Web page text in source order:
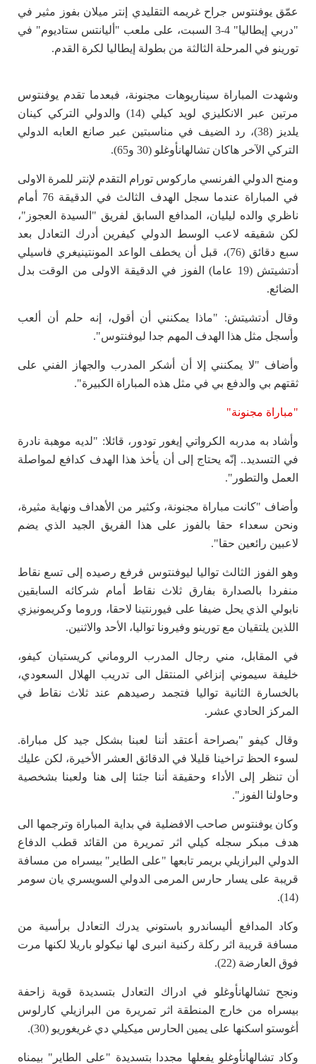
عمّق يوفنتوس جراح غريمه التقليدي إنتر ميلان بفوز مثير في
"دربي إيطاليا" 4-3 السبت، على ملعب "أليانتس ستاديوم" في
تورينو في المرحلة الثالثة من بطولة إيطاليا لكرة القدم.
وشهدت المباراة سيناريوهات مجنونة، فبعدما تقدم يوفنتوس
مرتين عبر الانكليزي لويد كيلي (14) والدولي التركي كينان
يلديز (38)، رد الضيف في مناسبتين عبر صانع العابه الدولي
التركي الآخر هاكان تشالهانأوغلو (30 و65).
ومنح الدولي الفرنسي ماركوس تورام التقدم لإنتر للمرة الاولى
في المباراة عندما سجل الهدف الثالث في الدقيقة 76 أمام
ناظري والده ليليان، المدافع السابق لفريق "السيدة العجوز"،
لكن شقيقه لاعب الوسط الدولي كيفرين أدرك التعادل بعد
سبع دقائق (76)، قبل أن يخطف الواعد المونتينيغري فاسيلي
أدتشيتش (19 عاما) الفوز في الدقيقة الاولى من الوقت بدل
الضائع.
وقال أدتشيتش: "ماذا يمكنني أن أقول، إنه حلم أن ألعب
وأسجل مثل هذا الهدف المهم جدا ليوفنتوس".
وأضاف "لا يمكنني إلا أن أشكر المدرب والجهاز الفني على
ثقتهم بي والدفع بي في مثل هذه المباراة الكبيرة".
"مباراة مجنونة"
وأشاد به مدربه الكرواتي إيغور تودور، قائلا: "لديه موهبة نادرة
في التسديد.. إنّه يحتاج إلى أن يأخذ هذا الهدف كدافع لمواصلة
العمل والتطور".
وأضاف "كانت مباراة مجنونة، وكثير من الأهداف ونهاية مثيرة،
ونحن سعداء حقا بالفوز على هذا الفريق الجيد الذي يضم
لاعبين رائعين حقا".
وهو الفوز الثالث تواليا ليوفنتوس فرفع رصيده إلى تسع نقاط
منفردا بالصدارة بفارق ثلاث نقاط أمام شركائه السابقين
نابولي الذي يحل ضيفا على فيورنتينا لاحقا، وروما وكريمونيزي
اللذين يلتقيان مع تورينو وفيرونا تواليا، الأحد والاثنين.
في المقابل، مني رجال المدرب الروماني كريستيان كيفو،
خليفة سيموني إنزاغي المنتقل الى تدريب الهلال السعودي،
بالخسارة الثانية تواليا فتجمد رصيدهم عند ثلاث نقاط في
المركز الحادي عشر.
وقال كيفو "بصراحة أعتقد أننا لعبنا بشكل جيد كل مباراة.
لسوء الحظ تراخينا قليلا في الدقائق العشر الأخيرة، لكن عليك
أن تنظر إلى الأداء وحقيقة أننا جئنا إلى هنا ولعبنا بشخصية
وحاولنا الفوز".
وكان يوفنتوس صاحب الافضلية في بداية المباراة وترجمها الى
هدف مبكر سجله كيلي اثر تمريرة من القائد قطب الدفاع
الدولي البرازيلي بريمر تابعها "على الطاير" بيسراه من مسافة
قريبة على يسار حارس المرمى الدولي السويسري يان سومر
(14).
وكاد المدافع أليساندرو باستوني يدرك التعادل برأسية من
مسافة قريبة اثر ركلة ركنية انبرى لها نيكولو باريلا لكنها مرت
فوق العارضة (22).
ونجح تشالهانأوغلو في ادراك التعادل بتسديدة قوية زاحفة
بيسراه من خارج المنطقة اثر تمريرة من البرازيلي كارلوس
أغوستو اسكنها على يمين الحارس ميكيلي دي غريغوريو (30).
وكاد تشالهانأوغلو يفعلها مجددا بتسديدة "على الطاير" بيمناه